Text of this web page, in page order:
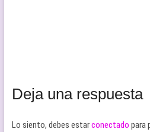
Deja una respuesta
Lo siento, debes estarconectado para